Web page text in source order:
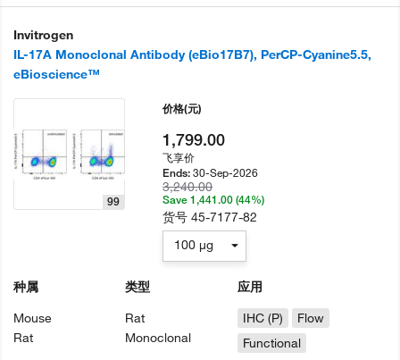
Invitrogen
IL-17A Monoclonal Antibody (eBio17B7), PerCP-Cyanine5.5,
eBioscience™
99
种属
Mouse
Rat
类型
Rat
Monoclonal
应用
IHC (P)
Flow
Functional
价格(元)
1,799.00
飞享价
Ends:30-Sep-2026
3,240.00
Save 1,441.00 (44%)
货号45-7177-82
100 µg